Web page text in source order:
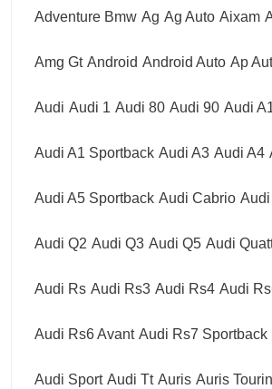
Adventure Bmw Ag Ag Auto Aixam
Amg Gt Android Android Auto Ap
Audi Audi 1 Audi 80 Audi 90 Audi
Audi A1 Sportback Audi A3 Audi A4
Audi A5 Sportback Audi Cabrio
Audi Q2 Audi Q3 Audi Q5 Audi
Audi Rs Audi Rs3 Audi Rs4 Audi
Audi Rs6 Avant Audi Rs7 Sportback
Audi Sport Audi Tt Auris Auris